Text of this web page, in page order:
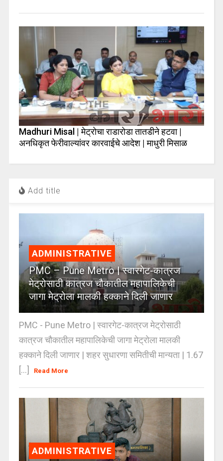
Madhuri Misal | मेट्रोचा राडारोडा तातडीने हटवा |
अनधिकृत फेरीवाल्यांवर कारवाईचे आदेश | माधुरी मिसाळ
Add title
ADMINISTRATIVE
PMC – Pune Metro | स्वारगेट-कात्रज
मेट्रोसाठी कात्रज चौकातील महापालिकेची
जागा मेट्रोला मालकी हक्काने दिली जाणार
PMC - Pune Metro | स्वारगेट-कात्रज मेट्रोसाठी
कात्रज चौकातील महापालिकेची जागा मेट्रोला मालकी
हक्काने दिली जाणार | शहर सुधारणा समितीची मान्यता | 1.67
[...]
Read More
ADMINISTRATIVE